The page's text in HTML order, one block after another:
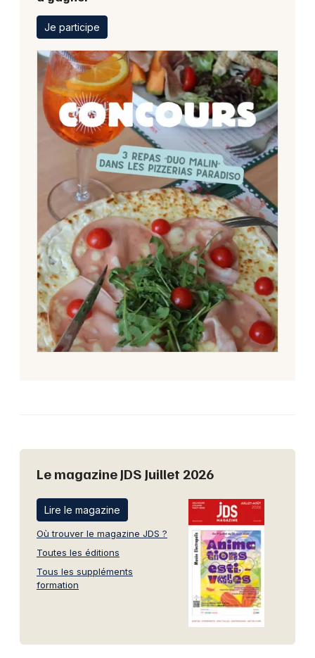
Je participe
Le magazine JDS Juillet 2026
Lire le magazine
Où trouver le magazine JDS ?
Toutes les éditions
Tous les suppléments
formation